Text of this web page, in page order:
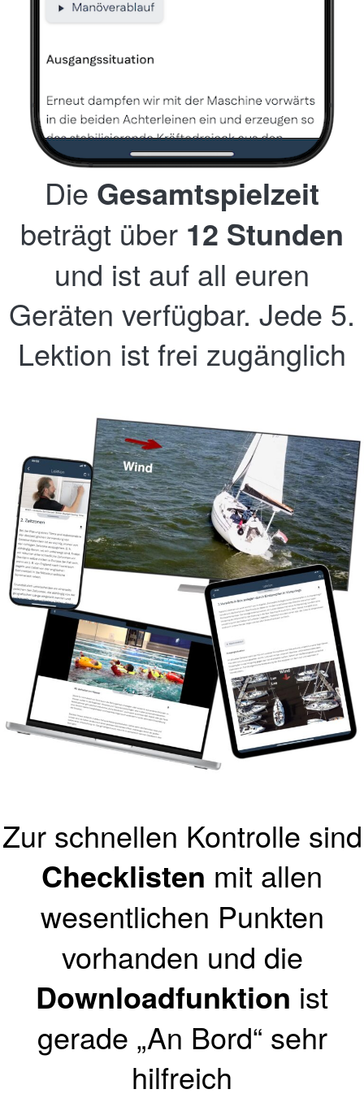
Die Gesamtspielzeit
beträgt über 12 Stunden
und ist auf all euren
Geräten verfügbar. Jede 5.
Lektion ist frei zugänglich
Zur schnellen Kontrolle sind
Checklisten mit allen
wesentlichen Punkten
vorhanden und die
Downloadfunktion ist
gerade „An Bord“ sehr
hilfreich